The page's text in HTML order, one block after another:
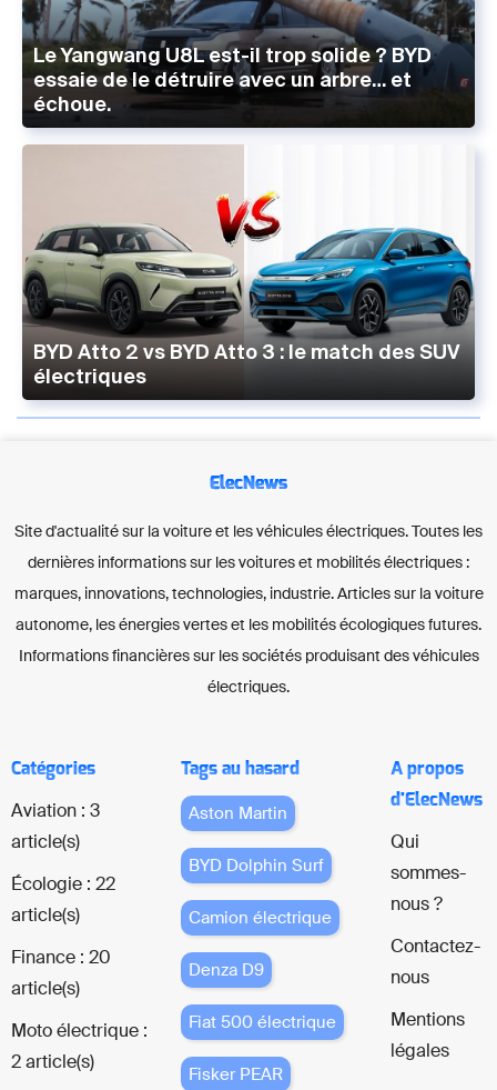
Le Yangwang U8L est-il trop solide ? BYD
essaie de le détruire avec un arbre… et
échoue.
BYD Atto 2 vs BYD Atto 3 : le match des SUV
électriques
ElecNews
Site d'actualité sur la voiture et les véhicules électriques. Toutes les
dernières informations sur les voitures et mobilités électriques :
marques, innovations, technologies, industrie. Articles sur la voiture
autonome, les énergies vertes et les mobilités écologiques futures.
Informations financières sur les sociétés produisant des véhicules
électriques.
Catégories
Aviation : 3
article(s)
Écologie : 22
article(s)
Finance : 20
article(s)
Moto électrique :
2 article(s)
Tags au hasard
Aston Martin
BYD Dolphin Surf
Camion électrique
Denza D9
Fiat 500 électrique
Fisker PEAR
A propos
d'ElecNews
Qui
sommes-
nous ?
Contactez-
nous
Mentions
légales